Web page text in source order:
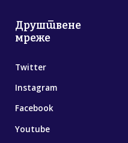
Друштвене
мреже
Twitter
Instagram
Facebook
Youtube